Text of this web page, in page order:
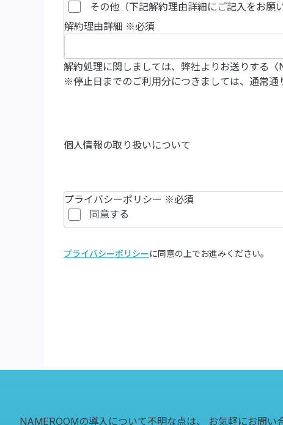
その他（下記解約理由詳細にご記入をお願
解約理由詳細 ※必須
解約処理に関しましては、弊社よりお送りする〈
※停止日までのご利用分につきましては、通常通
個人情報の取り扱いについて
プライバシーポリシー ※必須
同意する
プライバシーポリシーに同意の上でお進みください。
NAMEROOMの導入について不明な点は、
お気軽にお問い